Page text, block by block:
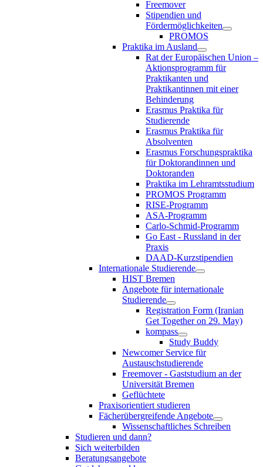
Freemover
Stipendien und
Fördermöglichkeiten
PROMOS
Praktika im Ausland
Rat der Europäischen Union –
Aktionsprogramm für
Praktikanten und
Praktikantinnen mit einer
Behinderung
Erasmus Praktika für
Studierende
Erasmus Praktika für
Absolventen
Erasmus Forschungspraktika
für Doktorandinnen und
Doktoranden
Praktika im Lehramtsstudium
PROMOS Programm
RISE-Programm
ASA-Programm
Carlo-Schmid-Programm
Go East - Russland in der
Praxis
DAAD-Kurzstipendien
Internationale Studierende
HIST Bremen
Angebote für internationale
Studierende
Registration Form (Iranian
Get Together on 29. May)
kompass
Study Buddy
Newcomer Service für
Austauschstudierende
Freemover - Gaststudium an der
Universität Bremen
Geflüchtete
Praxisorientiert studieren
Fächerübergreifende Angebote
Wissenschaftliches Schreiben
Studieren und dann?
Sich weiterbilden
Beratungsangebote